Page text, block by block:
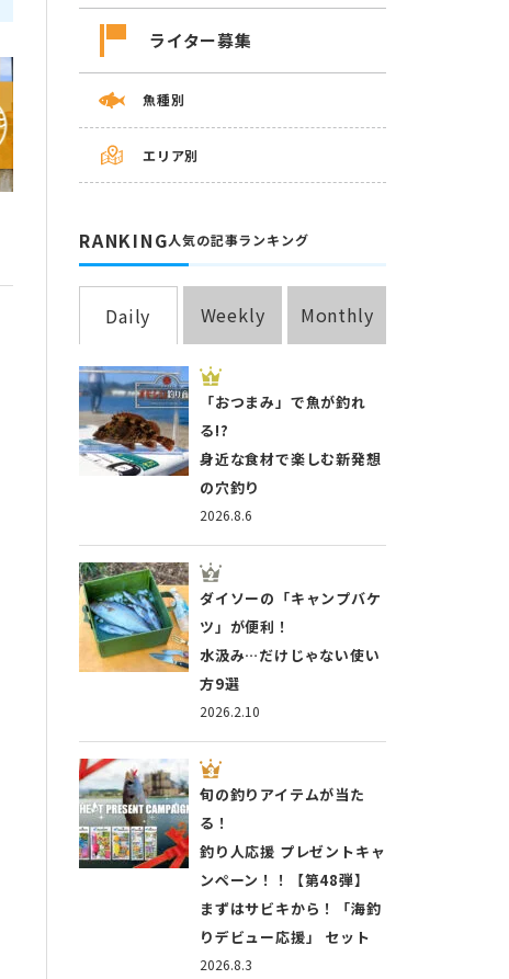
ライター募集
魚種別
エリア別
RANKING人気の記事ランキング
Daily Weekly Monthly
2026.8.6
「おつまみ」で魚が釣れ
る!?
身近な食材で楽しむ新発想
の穴釣り
2026.2.10
ダイソーの「キャンプバケ
ツ」が便利！
水汲み…だけじゃない使い
方9選
2026.8.3
旬の釣りアイテムが当た
る！
釣り人応援 プレゼントキャ
ンペーン！！【第48弾】
まずはサビキから！「海釣
りデビュー応援」 セット